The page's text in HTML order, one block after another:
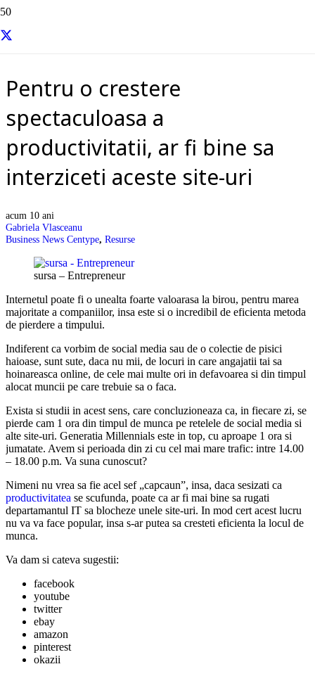
Pentru o crestere
spectaculoasa a
productivitatii, ar fi bine sa
interziceti aceste site-uri
acum 10 ani
Gabriela Vlasceanu
Business News Centype, Resurse
sursa – Entrepreneur
Internetul poate fi o unealta foarte valoarasa la birou, pentru marea
majoritate a companiilor, insa este si o incredibil de eficienta metoda
de pierdere a timpului.
Indiferent ca vorbim de social media sau de o colectie de pisici
haioase, sunt sute, daca nu mii, de locuri in care angajatii tai sa
hoinareasca online, de cele mai multe ori in defavoarea si din timpul
alocat muncii pe care trebuie sa o faca.
Exista si studii in acest sens, care concluzioneaza ca, in fiecare zi, se
pierde cam 1 ora din timpul de munca pe retelele de social media si
alte site-uri. Generatia Millennials este in top, cu aproape 1 ora si
jumatate. Avem si perioada din zi cu cel mai mare trafic: intre 14.00
– 18.00 p.m. Va suna cunoscut?
Nimeni nu vrea sa fie acel sef „capcaun”, insa, daca sesizati ca
productivitatea se scufunda, poate ca ar fi mai bine sa rugati
departamantul IT sa blocheze unele site-uri. In mod cert acest lucru
nu va va face popular, insa s-ar putea sa cresteti eficienta la locul de
munca.
Va dam si cateva sugestii:
facebook
youtube
twitter
ebay
amazon
pinterest
okazii